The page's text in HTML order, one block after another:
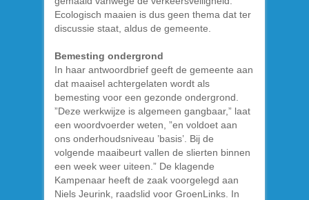
Ecologisch maaien is dus geen thema dat ter
discussie staat, aldus de gemeente.
Bemesting ondergrond
In haar antwoordbrief geeft de gemeente aan
dat maaisel achtergelaten wordt als
bemesting voor een gezonde ondergrond.
”Deze werkwijze is algemeen gangbaar,” laat
een woordvoerder weten, ”en voldoet aan
ons onderhoudsniveau ’basis’. Bij de
volgende maaibeurt vallen de slierten binnen
een week weer uiteen.” De klagende
Kampenaar heeft de zaak voorgelegd aan
Niels Jeurink, raadslid voor GroenLinks. In